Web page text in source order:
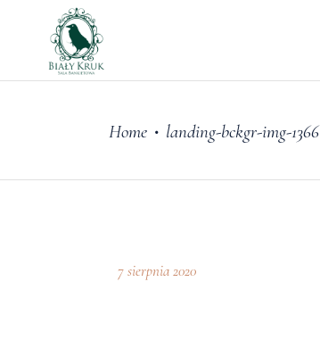
Home • landing-bckgr-img-1366
7 sierpnia 2020